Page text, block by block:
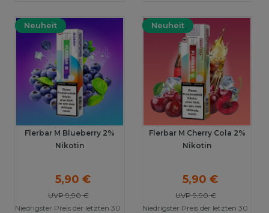
Neuheit
Flerbar M Blueberry 2%
Nikotin
UVP 9,90 €
5,90 €
Niedrigster Preis der letzten 30
Neuheit
Flerbar M Cherry Cola 2%
Nikotin
UVP 9,90 €
5,90 €
Niedrigster Preis der letzten 30